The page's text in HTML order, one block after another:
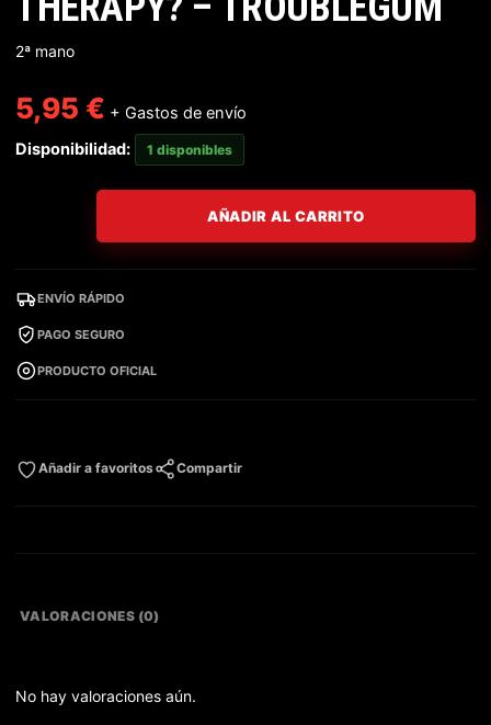
2ª mano
5,95 € + Gastos de envío
Disponibilidad:
1 disponibles
AÑADIR AL CARRITO
ENVÍO RÁPIDO
PAGO SEGURO
PRODUCTO OFICIAL
Añadir a favoritos Compartir
VALORACIONES (0)
No hay valoraciones aún.